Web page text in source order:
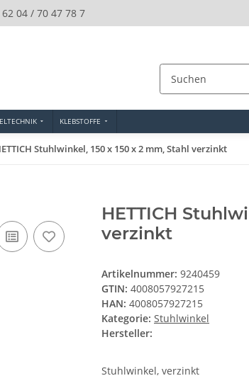
04 / 70 47 78 7
KLEBSTOFFE
Stuhlwinkel, 150 x 150 x 2 mm, Stahl verzinkt
HETTICH
verzinkt
Artikelnummer: 9240459
GTIN: 4008057927215
HAN: 4008057927215
Kategorie: Stuhlwinkel
Hersteller:
Stuhlwinkel, verzinkt